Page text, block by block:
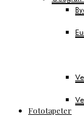
Fototapeter